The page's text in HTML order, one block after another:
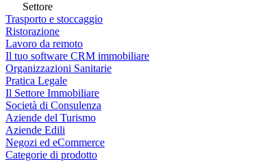
Settore
Trasporto e stoccaggio
Ristorazione
Lavoro da remoto
Il tuo software CRM immobiliare
Organizzazioni Sanitarie
Pratica Legale
Il Settore Immobiliare
Società di Consulenza
Aziende del Turismo
Aziende Edili
Negozi ed eCommerce
Categorie di prodotto